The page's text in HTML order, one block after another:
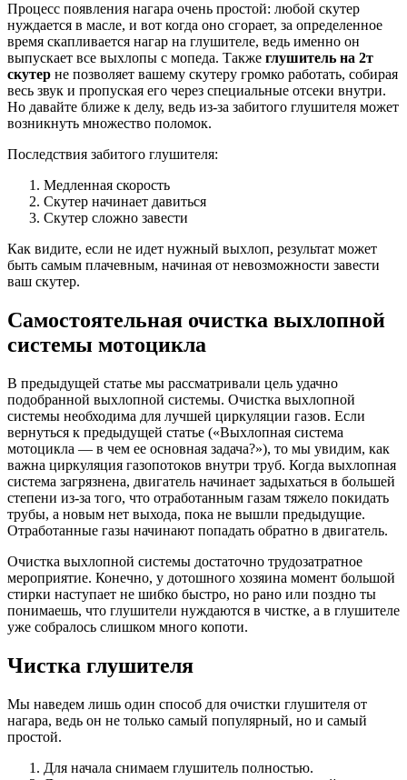
Процесс появления нагара очень простой: любой скутер
нуждается в масле, и вот когда оно сгорает, за определенное
время скапливается нагар на глушителе, ведь именно он
выпускает все выхлопы с мопеда. Также глушитель на 2т
скутер не позволяет вашему скутеру громко работать, собирая
весь звук и пропуская его через специальные отсеки внутри.
Но давайте ближе к делу, ведь из-за забитого глушителя может
возникнуть множество поломок.
Последствия забитого глушителя:
Медленная скорость
Скутер начинает давиться
Скутер сложно завести
Как видите, если не идет нужный выхлоп, результат может
быть самым плачевным, начиная от невозможности завести
ваш скутер.
Самостоятельная очистка выхлопной
системы мотоцикла
В предыдущей статье мы рассматривали цель удачно
подобранной выхлопной системы. Очистка выхлопной
системы необходима для лучшей циркуляции газов. Если
вернуться к предыдущей статье («Выхлопная система
мотоцикла — в чем ее основная задача?»), то мы увидим, как
важна циркуляция газопотоков внутри труб. Когда выхлопная
система загрязнена, двигатель начинает задыхаться в большей
степени из-за того, что отработанным газам тяжело покидать
трубы, а новым нет выхода, пока не вышли предыдущие.
Отработанные газы начинают попадать обратно в двигатель.
Очистка выхлопной системы достаточно трудозатратное
мероприятие. Конечно, у дотошного хозяина момент большой
стирки наступает не шибко быстро, но рано или поздно ты
понимаешь, что глушители нуждаются в чистке, а в глушителе
уже собралось слишком много копоти.
Чистка глушителя
Мы наведем лишь один способ для очистки глушителя от
нагара, ведь он не только самый популярный, но и самый
простой.
Для начала снимаем глушитель полностью.